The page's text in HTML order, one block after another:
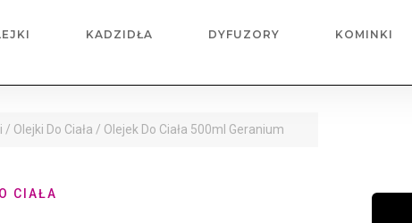
KADZIDŁA DYFUZORY KOMINKI
/ Olejki Do Ciała / Olejek Do Ciała 500ml Geranium
CIAŁA